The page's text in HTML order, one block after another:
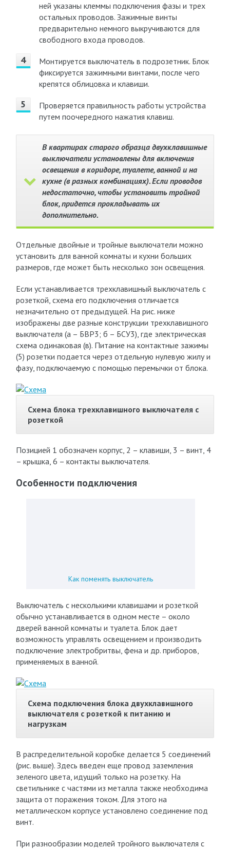
ней указаны клеммы подключения фазы и трех
остальных проводов. Зажимные винты
предварительно немного выкручиваются для
свободного входа проводов.
Монтируется выключатель в подрозетник. Блок
фиксируется зажимными винтами, после чего
крепятся облицовка и клавиши.
Проверяется правильность работы устройства
путем поочередного нажатия клавиш.
В квартирах старого образца двухклавишные
выключатели установлены для включения
освещения в коридоре, туалете, ванной и на
кухне (в разных комбинациях). Если проводов
недостаточно, чтобы установить тройной
блок, придется прокладывать их
дополнительно.
Отдельные двойные и тройные выключатели можно
установить для ванной комнаты и кухни больших
размеров, где может быть несколько зон освещения.
Если устанавливается трехклавишный выключатель с
розеткой, схема его подключения отличается
незначительно от предыдущей. На рис. ниже
изображены две разные конструкции трехклавишного
выключателя (а – БВР3; б – БСУ3), где электрическая
схема одинаковая (в). Питание на контактные зажимы
(5) розетки подается через отдельную нулевую жилу и
фазу, подключаемую с помощью перемычки от блока.
Схема блока трехклавишного выключателя с
розеткой
Позицией 1 обозначен корпус, 2 – клавиши, 3 – винт, 4
– крышка, 6 – контакты выключателя.
Особенности подключения
Как поменять выключатель
Выключатель с несколькими клавишами и розеткой
обычно устанавливается в одном месте – около
дверей ванной комнаты и туалета. Блок дает
возможность управлять освещением и производить
подключение электробритвы, фена и др. приборов,
применяемых в ванной.
Схема подключения блока двухклавишного
выключателя с розеткой к питанию и
нагрузкам
В распределительной коробке делается 5 соединений
(рис. выше). Здесь введен еще провод заземления
зеленого цвета, идущий только на розетку. На
светильнике с частями из металла также необходима
защита от поражения током. Для этого на
металлическом корпусе установлено соединение под
винт.
При разнообразии моделей тройного выключателя с